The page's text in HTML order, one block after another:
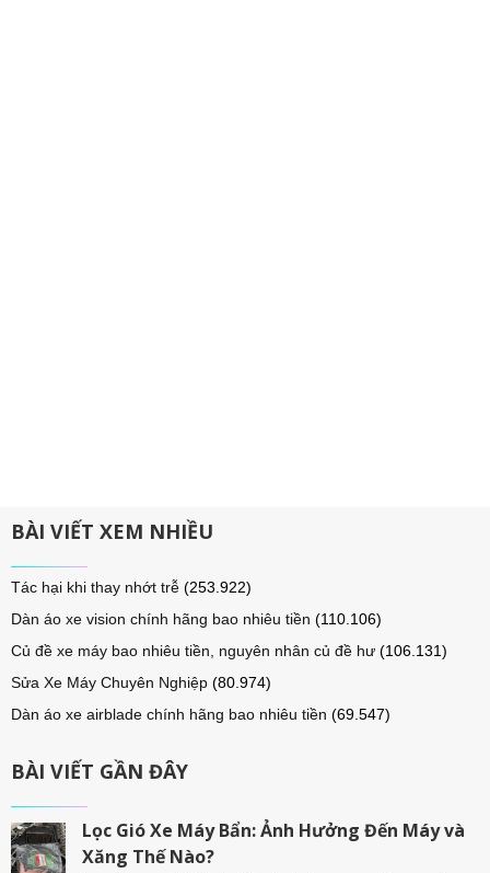
BÀI VIẾT XEM NHIỀU
Tác hại khi thay nhớt trễ (253.922)
Dàn áo xe vision chính hãng bao nhiêu tiền (110.106)
Củ đề xe máy bao nhiêu tiền, nguyên nhân củ đề hư (106.131)
Sửa Xe Máy Chuyên Nghiệp (80.974)
Dàn áo xe airblade chính hãng bao nhiêu tiền (69.547)
BÀI VIẾT GẦN ĐÂY
Lọc Gió Xe Máy Bẩn: Ảnh Hưởng Đến Máy và
Xăng Thế Nào?